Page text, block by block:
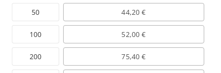
50
100
200
44,20 €
52,00 €
75,40 €